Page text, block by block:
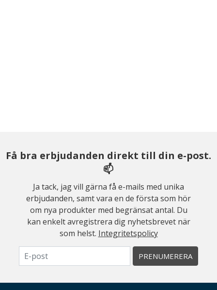
Få bra erbjudanden direkt till din e-post.
📫
Ja tack, jag vill gärna få e-mails med unika
erbjudanden, samt vara en de första som hör
om nya produkter med begränsat antal. Du
kan enkelt avregistrera dig nyhetsbrevet när
som helst. Integritetspolicy
PRENUMERERA